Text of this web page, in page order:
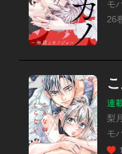
モ
26
連
梨
モ